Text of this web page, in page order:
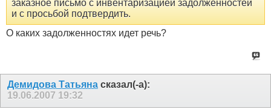
заказное письмо с инвентаризацией задолженностей
и с просьбой подтвердить.
О каких задолженностях идет речь?
Демидова Татьяна сказал(-а):
19.06.2007 19:32